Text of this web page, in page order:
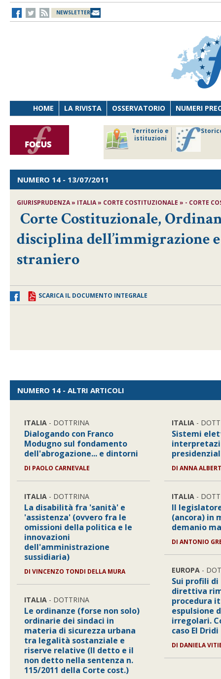
NEWSLETTER
HOME LA RIVISTA OSSERVATORIO NUMERI
Territorio e
istituzioni
NUMERO 14 - 13/07/2011
GIURISPRUDENZA » ITALIA » CORTE COSTITUZIONALE » - CORTE
Corte Costituzionale,
disciplina dell’immigrazione
straniero
SCARICA IL DOCUMENTO INTEGRALE
NUMERO 14 - ALTRI ARTICOLI
ITALIA - DOTTRINA
Dialogando con Franco
Modugno sul fondamento
dell'abrogazione... e dintorni
DI PAOLO CARNEVALE
ITALIA - DOTTRINA
La disabilità fra 'sanità' e
'assistenza' (ovvero fra le
omissioni della politica e le
innovazioni
dell'amministrazione
sussidiaria)
DI VINCENZO TONDI DELLA MURA
ITALIA - DOTTRINA
Le ordinanze (forse non solo)
ordinarie dei sindaci in
materia di sicurezza urbana
tra legalità sostanziale e
riserve relative (Il detto e il
non detto nella sentenza n.
115/2011 della Corte cost.)
ITALIA -
Sistemi
DI ANNA
ITALIA -
Il
(ancora) in
demanio
DI ANTONIO
EUROPA -
Sui profili
direttiva
procedura
espulsione
irregolari.
caso El Dridi
DI DANIELA